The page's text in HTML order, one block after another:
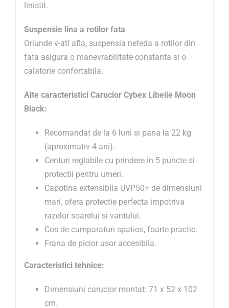
linistit.
Suspensie lina a rotilor fata
Oriunde v-ati afla, suspensia neteda a rotilor din
fata asigura o manevrabilitate constanta si o
calatorie confortabila.
Alte caracteristici Carucior Cybex Libelle Moon
Black:
Recomandat de la 6 luni si pana la 22 kg
(aproximativ 4 ani).
Centuri reglabile cu prindere in 5 puncte si
protectii pentru umeri.
Capotina extensibila UVP50+ de dimensiuni
mari, ofera protectie perfecta impotriva
razelor soarelui si vantului.
Cos de cumparaturi spatios, foarte practic.
Frana de picior usor accesibila.
Caracteristici tehnice:
Dimensiuni carucior montat: 71 x 52 x 102
cm.